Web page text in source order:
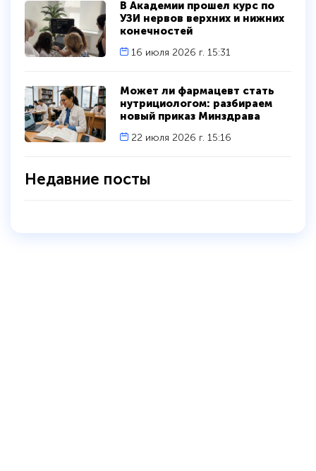
Недавние посты
Может ли фармацевт стать
нутрициологом: разбираем
новый приказ Минздрава
22 июля 2026 г. 15:16
В Академии прошел курс по
УЗИ нервов верхних и нижних
конечностей
16 июля 2026 г. 15:31